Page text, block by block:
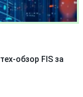
обзор FIS за